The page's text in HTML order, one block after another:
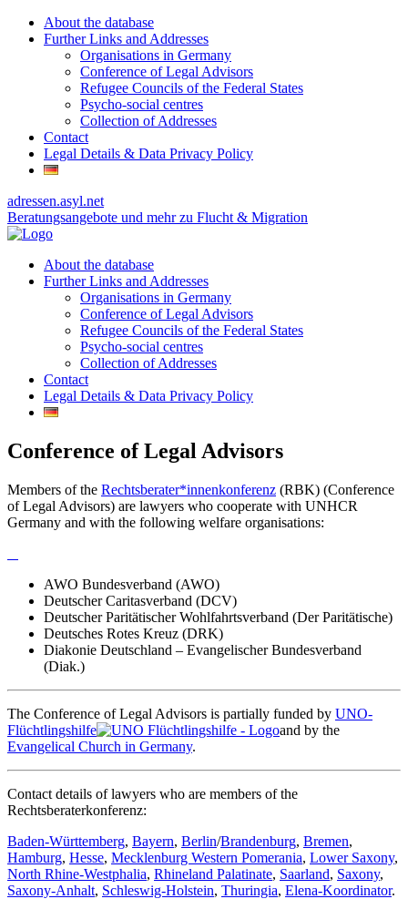
About the database
Further Links and Addresses
Organisations in Germany
Conference of Legal Advisors
Refugee Councils of the Federal States
Psycho-social centres
Collection of Addresses
Contact
Legal Details & Data Privacy Policy
adressen.asyl.net
Beratungsangebote und mehr zu Flucht & Migration
About the database
Further Links and Addresses
Organisations in Germany
Conference of Legal Advisors
Refugee Councils of the Federal States
Psycho-social centres
Collection of Addresses
Contact
Legal Details & Data Privacy Policy
Conference of Legal Advisors
Members of the Rechtsberater*innenkonferenz (RBK) (Conference
of Legal Advisors) are lawyers who cooperate with UNHCR
Germany and with the following welfare organisations:
AWO Bundesverband (AWO)
Deutscher Caritasverband (DCV)
Deutscher Paritätischer Wohlfahrtsverband (Der Paritätische)
Deutsches Rotes Kreuz (DRK)
Diakonie Deutschland – Evangelischer Bundesverband
(Diak.)
The Conference of Legal Advisors is partially funded by UNO-
Flüchtlingshilfe
and by the
Evangelical Church in Germany.
Contact details of lawyers who are members of the
Rechtsberaterkonferenz:
Baden-Württemberg, Bayern, Berlin/Brandenburg, Bremen,
Hamburg, Hesse, Mecklenburg Western Pomerania, Lower Saxony,
North Rhine-Westphalia, Rhineland Palatinate, Saarland, Saxony,
Saxony-Anhalt, Schleswig-Holstein, Thuringia, Elena-Koordinator.